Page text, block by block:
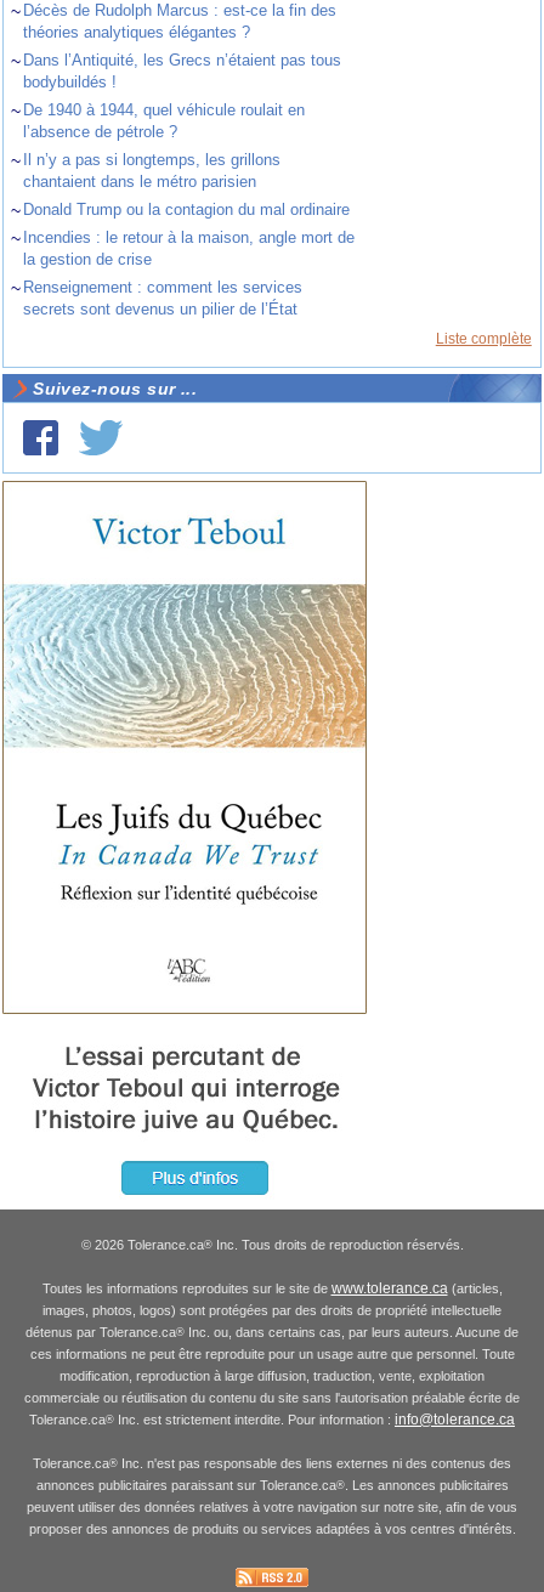
~ Décès de Rudolph Marcus : est-ce la fin des
théories analytiques élégantes ?
~ Dans l’Antiquité, les Grecs n’étaient pas tous
bodybuildés !
~ De 1940 à 1944, quel véhicule roulait en
l’absence de pétrole ?
~
Il n’y a pas si longtemps, les grillons
chantaient dans le métro parisien
~ Donald Trump ou la contagion du mal ordinaire
~ Incendies : le retour à la maison, angle mort de
la gestion de crise
~ Renseignement : comment les services
secrets sont devenus un pilier de l’État
Liste complète
Suivez-nous sur ...
© 2026 Tolerance.ca®Inc. Tous droits de reproduction réservés.
Toutes les informations reproduites sur le site de www.tolerance.ca(articles,
images, photos, logos) sont protégées par des droits de propriété intellectuelle
détenus par Tolerance.ca® Inc. ou, dans certains cas, par leurs auteurs. Aucune de
ces informations ne peut être reproduite pour un usage autre que personnel. Toute
modification, reproduction à large diffusion, traduction, vente, exploitation
commerciale ou réutilisation du contenu du site sans l'autorisation préalable écrite de
Tolerance.ca® Inc. est strictement interdite. Pour information : info@tolerance.ca
Tolerance.ca® Inc. n'est pas responsable des liens externes ni des contenus des
annonces publicitaires paraissant sur Tolerance.ca®. Les annonces publicitaires
peuvent utiliser des données relatives à votre navigation sur notre site, afin de vous
proposer des annonces de produits ou services adaptées à vos centres d'intérêts.